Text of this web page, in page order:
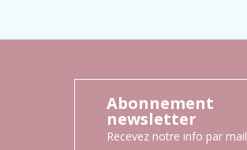
Abonnement
newsletter
Recevez notre info par mail